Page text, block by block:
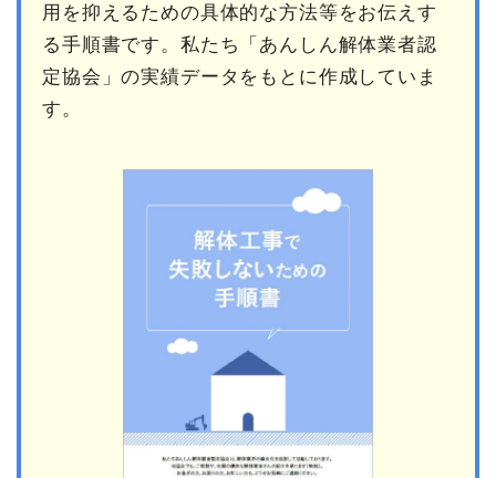
用を抑えるための具体的な方法等をお伝えす
る手順書です。私たち「あんしん解体業者認
定協会」の実績データをもとに作成していま
す。